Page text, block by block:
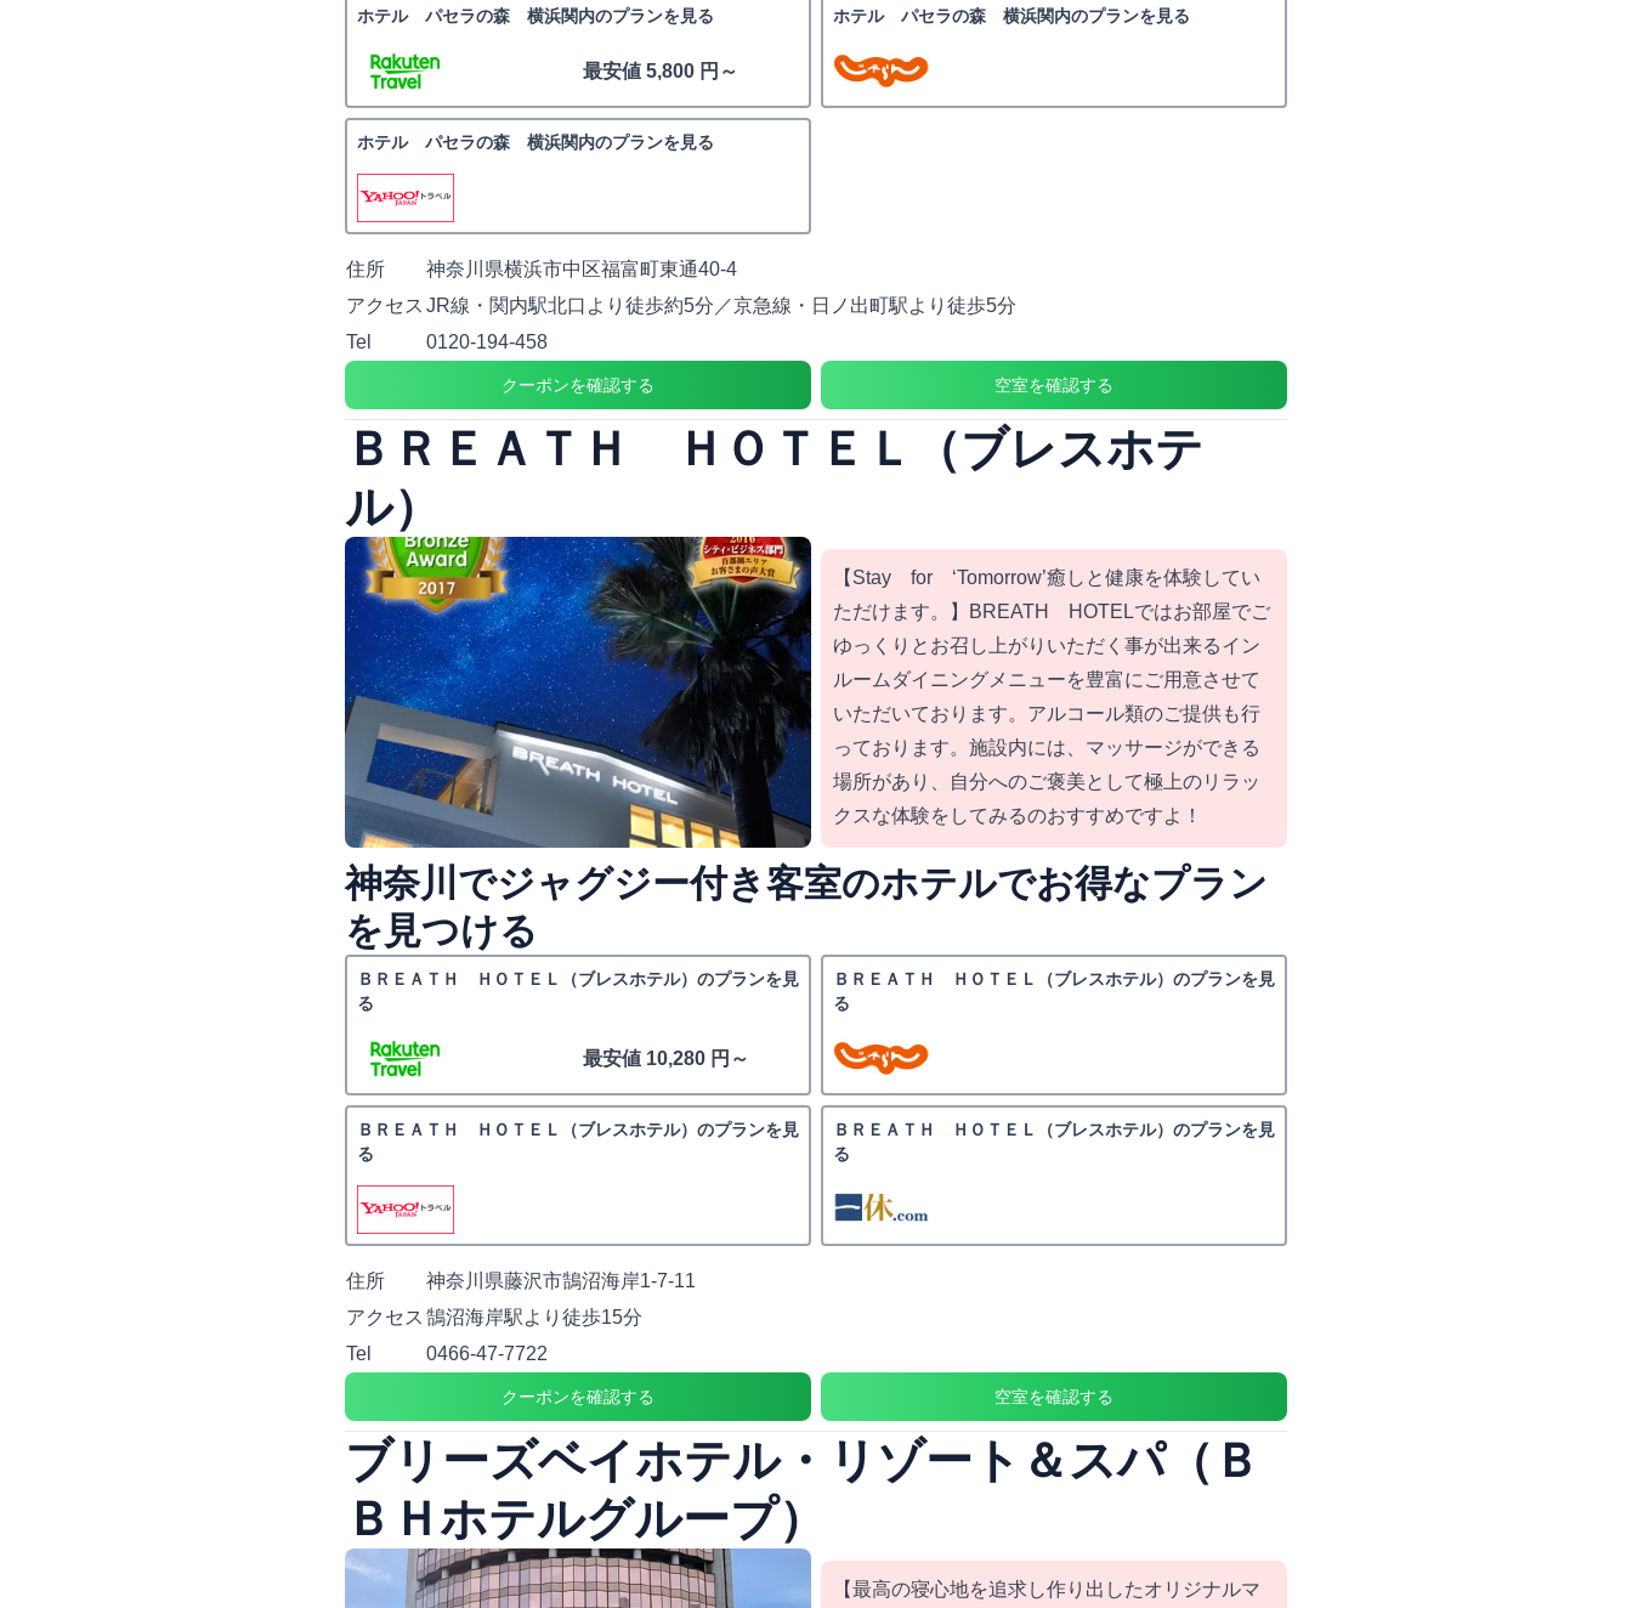
ホテル パセラの森 横浜関内のプランを見る
最安値 5,800 円～
ホテル パセラの森 横浜関内のプランを見る
ホテル パセラの森 横浜関内のプランを見る
住所
神奈川県横浜市中区福富町東通40-4
アクセス JR線・関内駅北口より徒歩約5分／京急線・日ノ出町駅より徒歩5分
Tel
0120-194-458
クーポンを確認する 空室を確認する
ＢＲＥＡＴＨ ＨＯＴＥＬ（ブレスホテ
ル）
【Stay for ‘Tomorrow’癒しと健康を体験してい
ただけます。】BREATH HOTELではお部屋でご
ゆっくりとお召し上がりいただく事が出来るイン
ルームダイニングメニューを豊富にご用意させて
いただいております。アルコール類のご提供も行
っております。施設内には、マッサージができる
場所があり、自分へのご褒美として極上のリラッ
クスな体験をしてみるのおすすめですよ！
神奈川でジャグジー付き客室のホテルでお得なプラン
を見つける
ＢＲＥＡＴＨ ＨＯＴＥＬ（ブレスホテル）のプランを見
る
最安値 10,280 円～
ＢＲＥＡＴＨ ＨＯＴＥＬ（ブレスホテル）のプランを見
る
ＢＲＥＡＴＨ ＨＯＴＥＬ（ブレスホテル）のプランを見
る
ＢＲＥＡＴＨ ＨＯＴＥＬ（ブレスホテル）のプランを見
る
住所
神奈川県藤沢市鵠沼海岸1-7-11
アクセス 鵠沼海岸駅より徒歩15分
Tel
0466-47-7722
クーポンを確認する 空室を確認する
ブリーズベイホテル・リゾート＆スパ（Ｂ
ＢＨホテルグループ）
【最高の寝心地を追求し作り出したオリジナルマ